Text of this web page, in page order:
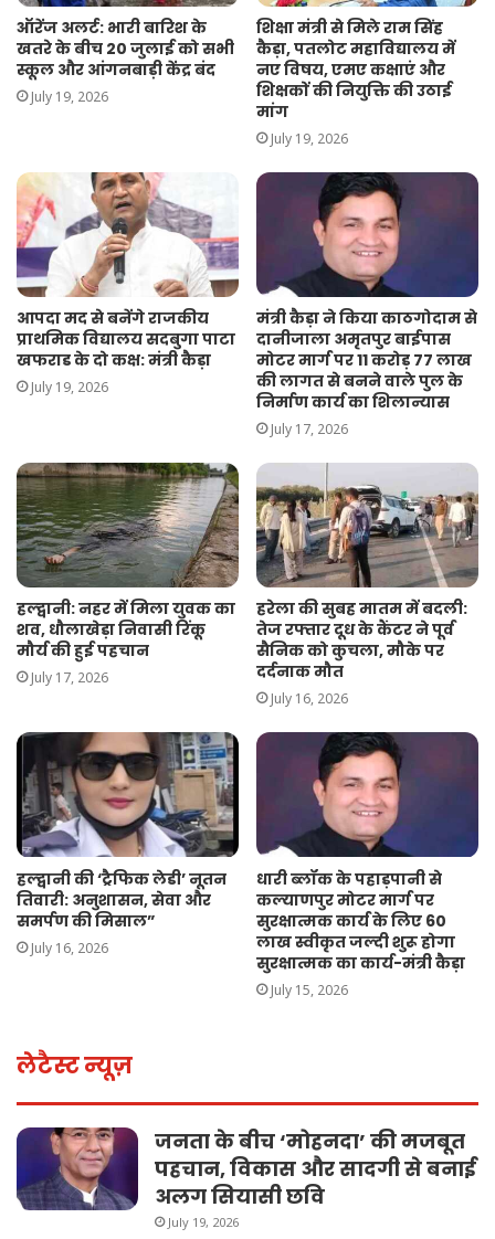
ऑरेंज अलर्ट: भारी बारिश के
खतरे के बीच 20 जुलाई को सभी
स्कूल और आंगनबाड़ी केंद्र बंद
July 19, 2026
शिक्षा मंत्री से मिले राम सिंह
कैड़ा, पतलोट महाविद्यालय में
नए विषय, एमए कक्षाएं और
शिक्षकों की नियुक्ति की उठाई
मांग
July 19, 2026
आपदा मद से बनेंगे राजकीय
प्राथमिक विद्यालय सदबुगा पाटा
खफराड के दो कक्ष: मंत्री कैड़ा
July 19, 2026
मंत्री कैड़ा ने किया काठगोदाम से
दानीजाला अमृतपुर बाईपास
मोटर मार्ग पर 11 करोड़ 77 लाख
की लागत से बनने वाले पुल के
निर्माण कार्य का शिलान्यास
July 17, 2026
हल्द्वानी: नहर में मिला युवक का
शव, धौलाखेड़ा निवासी रिंकू
मौर्य की हुई पहचान
July 17, 2026
हरेला की सुबह मातम में बदली:
तेज रफ्तार दूध के कैंटर ने पूर्व
सैनिक को कुचला, मौके पर
दर्दनाक मौत
July 16, 2026
हल्द्वानी की ‘ट्रैफिक लेडी’ नूतन
तिवारी: अनुशासन, सेवा और
समर्पण की मिसाल”
July 16, 2026
धारी ब्लॉक के पहाड़पानी से
कल्याणपुर मोटर मार्ग पर
सुरक्षात्मक कार्य के लिए 60
लाख स्वीकृत जल्दी शुरू होगा
सुरक्षात्मक का कार्य-मंत्री कैड़ा
July 15, 2026
लेटैस्ट न्यूज़
जनता के बीच ‘मोहनदा’ की मजबूत
पहचान, विकास और सादगी से बनाई
अलग सियासी छवि
July 19, 2026